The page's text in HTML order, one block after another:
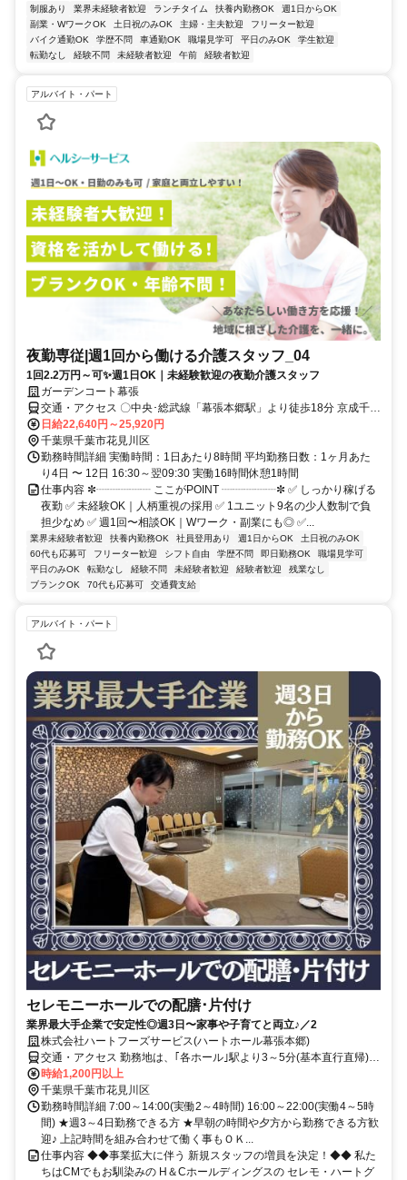
制服あり 業界未経験者歓迎 ランチタイム 扶養内勤務OK
週1日からOK
副業・WワークOK
土日祝のみOK 主婦・主夫歓迎
フリーター歓迎
バイク通勤OK
学歴不問 車通勤OK 職場見学可 平日のみOK
学生歓迎
転勤なし
経験不問 未経験者歓迎 午前 経験者歓迎
アルバイト・パート
夜勤専従|週1回から働ける介護スタッフ_04
1回2.2万円～可✨週1日OK｜未経験歓迎の夜勤介護スタッフ
ガーデンコート幕張
交通・アクセス 〇中央･総武線「幕張本郷駅」より徒歩18分 京成千葉
線「京成幕張駅」より徒歩16分 〇車通勤可・バイク通勤可(駐車場完
備) ※営業所によって異なります。気になる際は遠慮なくご連絡くだ
さい。
日給22,640円～25,920円
千葉県千葉市花見川区
勤務時間詳細 実働時間：1日あたり8時間 平均勤務日数：1ヶ月あた
り4日 〜 12日 16:30～翌09:30 実働16時間休憩1時間
仕事内容 ✼┈┈┈┈┈ ここがPOINT ┈┈┈┈┈✼ ✅ しっかり稼げる
夜勤 ✅ 未経験OK｜人柄重視の採用 ✅ 1ユニット9名の少人数制で負
担少なめ ✅ 週1回〜相談OK｜Wワーク・副業にも◎ ✅...
業界未経験者歓迎 扶養内勤務OK 社員登用あり 週1日からOK
土日祝のみOK
60代も応募可
フリーター歓迎 シフト自由 学歴不問 即日勤務OK
職場見学可
平日のみOK
転勤なし 経験不問 未経験者歓迎 経験者歓迎
残業なし
ブランクOK
70代も応募可 交通費支給
アルバイト・パート
セレモニーホールでの配膳･片付け
業界最大手企業で安定性◎週3日〜家事や子育てと両立♪／2
株式会社ハートフーズサービス(ハートホール幕張本郷)
交通・アクセス 勤務地は、｢各ホール｣駅より3～5分(基本直行直帰)の
駅近現場多数
時給1,200円以上
千葉県千葉市花見川区
勤務時間詳細 7:00～14:00(実働2～4時間) 16:00～22:00(実働4～5時
間) ★週3～4日勤務できる方 ★早朝の時間や夕方から勤務できる方歓
迎♪ 上記時間を組み合わせて働く事もＯＫ...
仕事内容 ◆◆事業拡大に伴う 新規スタッフの増員を決定！◆◆ 私た
ちはCMでもお馴染みの H＆Cホールディングスの セレモ・ハートグ